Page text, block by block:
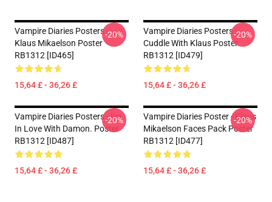
Vampire Diaries Posters -
Klaus Mikaelson Poster
RB1312 [ID465]
15,64 £ - 36,26 £
-20%
Vampire Diaries Posters -
Cuddle With Klaus Poster
RB1312 [ID479]
15,64 £ - 36,26 £
-20%
Vampire Diaries Posters - I'm
In Love With Damon. Poster
RB1312 [ID487]
15,64 £ - 36,26 £
-20%
Vampire Diaries Poster - Klaus
Mikaelson Faces Pack Poster
RB1312 [ID477]
15,64 £ - 36,26 £
-20%